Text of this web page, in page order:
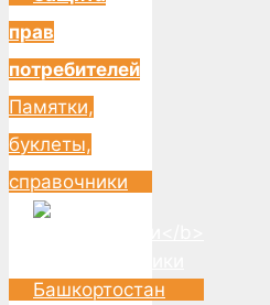
прав
потребителей
Памятки,
буклеты,
справочники